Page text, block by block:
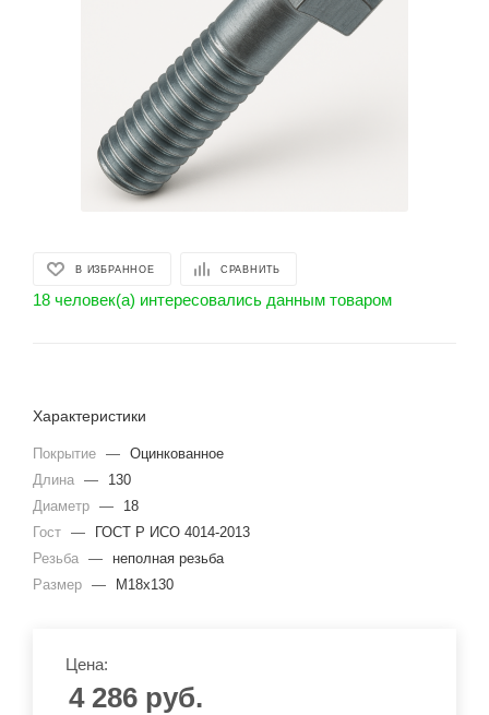
В ИЗБРАННОЕ СРАВНИТЬ
18 человек(а) интересовались данным товаром
Характеристики
Покрытие — Оцинкованное
Длина —
130
Диаметр —
18
Гост —
ГОСТ Р ИСО 4014-2013
Резьба —
неполная резьба
Размер — М18x130
Цена:
4 286 руб.